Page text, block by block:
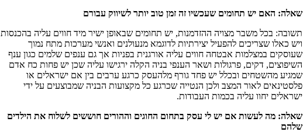
שאלה: האם יש תחומים שעכשיו זה זמן טוב יותר לשיווק עבורם
תשובה: בכל משבר מצויה ההזדמנות, יש תחומים שבאופן ישיר מיד חווים עליה בהכנסות
ויש כאלו שצריכים להפעיל יצירתיות לדוגמא מנעולנים ואנשי מערכות מתח נמוך
שעוסקים במצלמות אבטחה חווים עליה אורגנית בפניות אך גם ענפים שלמים כגון ענף
השיפוצים, דקים, פרגולות ושאר הענפי בניה הקלה ירגישו עליה שכן יש פחות כח אדם
שמגיע מהשטחים ובכלל יש פחד גורף מלהעסק כרגע ערבים בין אם ישראלים או
פלסטינאים לאור המצב ולכן הנטייה שכרגע כל מקצועות הבניה שמבוצעים על ידי
ישראלים יחוו עליה בכמות העבודות.
שאלה: מה לעשות אם יש לי עסק בתחום החוגים וההורים חוששים לשלוח את הילדים
שלהם